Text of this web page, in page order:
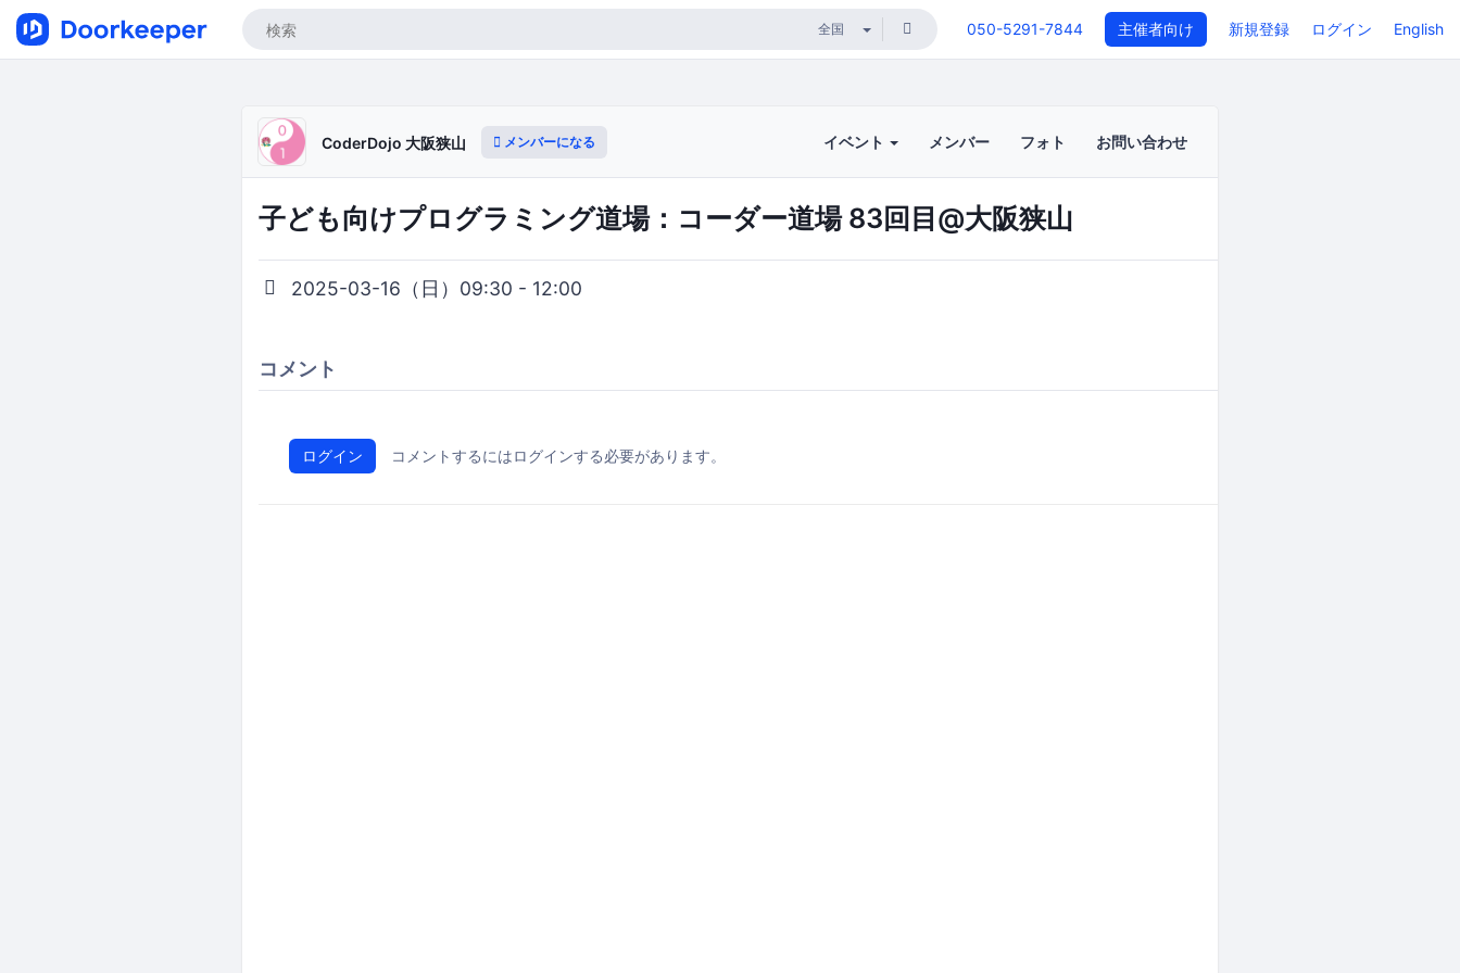
050-5291-7844 主催者向け 新規登録 ログイン English
CoderDojo 大阪狭山 メンバーになる イベント メンバー フォト お問い合わせ
子ども向けプログラミング道場：コーダー道場 83回目@大阪狭山
2025-03-16（日）09:30 - 12:00
コメント
ログイン コメントするにはログインする必要があります。